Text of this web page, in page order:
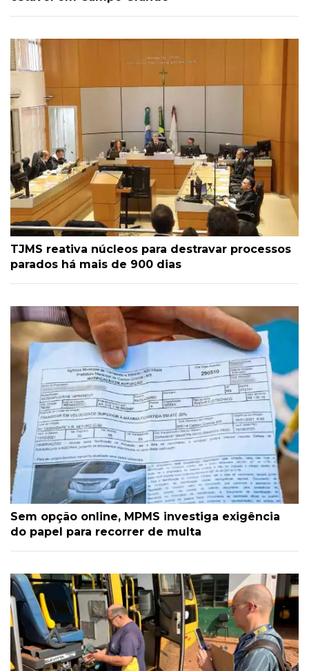
TJMS reativa núcleos para destravar processos
parados há mais de 900 dias
Sem opção online, MPMS investiga exigência
do papel para recorrer de multa